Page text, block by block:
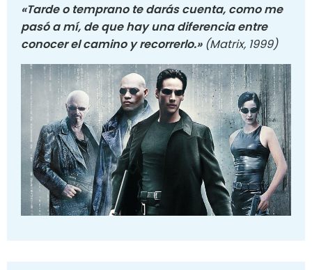
«Tarde o temprano te darás cuenta, como me
pasó a mí, de que hay una diferencia entre
conocer el camino y recorrerlo.» (Matrix, 1999)